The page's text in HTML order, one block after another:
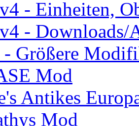
- Einheiten,
- Downloads/
Größere
Mod
Antikes
Mod